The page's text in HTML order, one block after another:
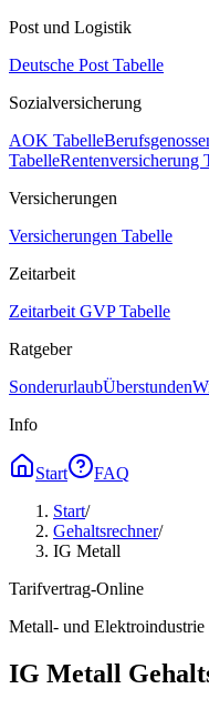
Post und Logistik
Deutsche Post Tabelle
Sozialversicherung
AOK Tabelle
TabelleRentenversicherung
Versicherungen
Versicherungen Tabelle
Zeitarbeit
Zeitarbeit GVP Tabelle
Ratgeber
SonderurlaubÜberstunden
Info
Start
FAQ
Start/
Gehaltsrechner/
IG Metall
Tarifvertrag-Online
Metall- und
IG Metall